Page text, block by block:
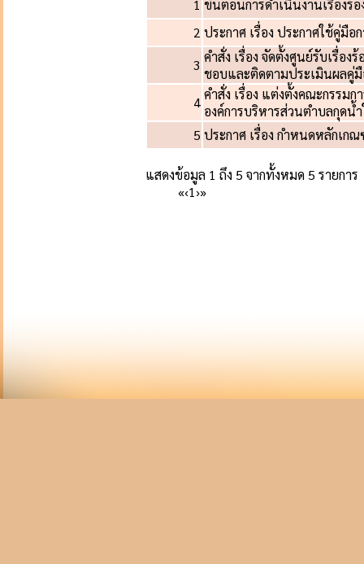
1 ขั้นตอนการดำเนินงานเรื่องร้อ
2 ประกาศ เรื่อง ประกาศใช้คู่มือ
3 คำสั่ง เรื่อง จัดตั้งศูนย์รับเรื่อ
ชอบและติดตามประเมินผลคู่มื
4คำสั่ง เรื่อง แต่งตั้งคณะกรรม
องค์การบริหารส่วนตำบลกุดน้
5 ประกาศ เรื่อง กำหนดหลักเก
แสดงข้อมูล 1 ถึง 5 จากทั้งหมด 5 รายการ
«‹1›»